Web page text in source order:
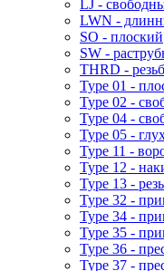
LJ -
LWN -
SO - плоский
SW -
THRD -
Type 01 -
Type 02 -
Type 04 -
Type 05 -
Type 11 -
Type 12 -
Type 13 -
Type 32 -
Type 34 -
Type 35 -
Type 36 -
Type 37 -